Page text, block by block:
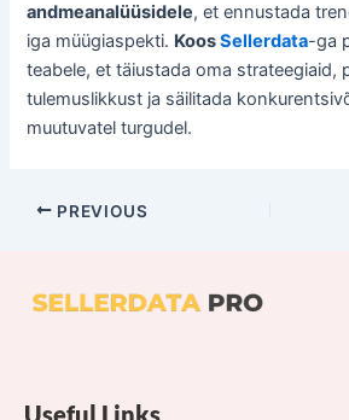
andmeanalüüsidele, et ennustada
iga müügiaspekti. KoosSellerdata-ga
teabele, et täiustada oma strateegiaid,
tulemuslikkust ja säilitada
muutuvatel turgudel.
PREVIOUS
Useful Links